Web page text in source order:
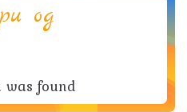
од
was found